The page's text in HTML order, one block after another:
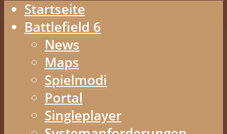
Startseite
Battlefield 6
News
Maps
Spielmodi
Portal
Singleplayer